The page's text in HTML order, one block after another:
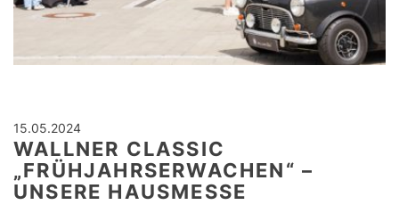
15.05.2024
WALLNER CLASSIC
„FRÜHJAHRSERWACHEN“ –
UNSERE HAUSMESSE